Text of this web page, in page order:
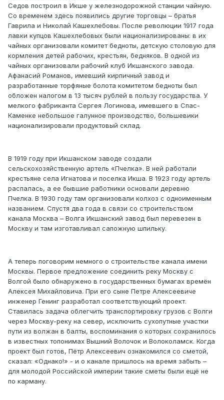
Седов построил в Икше у железнодорожной станции чайную.
Со временем здесь появились другие торговцы – братья
Гаврила и Николай Кашехлебовы. После революции 1917 года
лавки купцов Кашехлебовых были национализированы: в их
чайных организовали комитет бедноты, детскую столовую для
кормления детей рабочих, крестьян, бедняков. В одной из
чайных организовали рабочий клуб Икшанского завода.
Афанасий Романов, имевший кирпичный завод и
разработанные торфяные болота комитетом бедноты был
обложен налогом в 13 тысяч рублей в пользу государства. У
мелкого фабриканта Сергея Логинова, имевшего в Спас-
Каменке небольшое галунное производство, большевики
национализировали продуктовый склад.
В 1919 году при Икшанском заводе создали
сельскохозяйственную артель «Пчелка». В ней работали
крестьяне села Игнатова и поселка Икша. В 1923 году артель
распалась, а ее бывшие работники основали деревню
Пчелка. В 1930 году там организовали колхоз с одноименным
названием. Спустя два года в связи со строительством
канала Москва – Волга Икшанский завод был перевезен в
Москву и там изготавливал сапожную шпильку.
А теперь поговорим немного о строительстве канала имени
Москвы. Первое предложение соединить реку Москву с
Волгой было обнаружено в государственных бумагах времён
Алексея Михайловича. При его сыне Петре Алексеевиче
инженер Генинг разработал соответствующий проект.
Ставилась задача облегчить транспортировку грузов с Волги
через Москву-реку на север, исключить сухопутные участки
пути из волжан в балты, воспоминания о которых сохранилось
в известных топонимах Вышний Волочок и Волоколамск. Когда
проект был готов, Пётр Алексеевич ознакомился со сметой,
сказал: «Однако!» - и о канале пришлось на время забыть –
для молодой Российской империи такие сметы были ещё не
по карману.